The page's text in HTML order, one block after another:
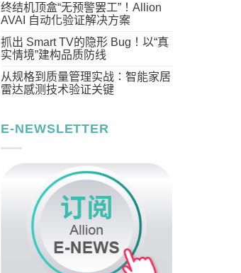
终结机顶盒“无预警罢工”！Allion
AVAI 自动化验证解决方案
抓出 Smart TV的隐形 Bug！以“真
实情境”建构品质防线
从规格到质量管理实战：智能家居
雷达感测技术验证关键
E-NEWSLETTER